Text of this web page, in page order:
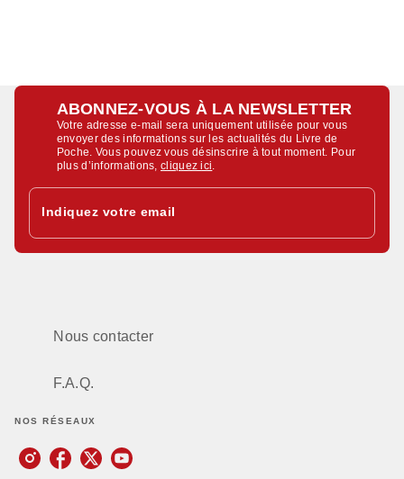
ABONNEZ-VOUS À LA NEWSLETTER
Votre adresse e-mail sera uniquement utilisée pour vous
envoyer des informations sur les actualités du Livre de
Poche. Vous pouvez vous désinscrire à tout moment. Pour
plus d’informations,cliquez ici
Indiquez votre email
Nous contacter
F.A.Q.
NOS RÉSEAUX